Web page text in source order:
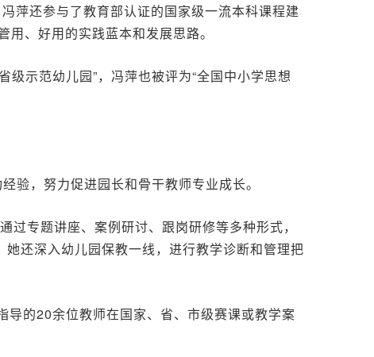
萍还参与了教育部认证的国家级一流本科课程建
、好用的实践蓝本和发展思路。
示范幼儿园”，冯萍也被评为“全国中小学思想
验，努力促进园长和骨干教师专业成长。
专题讲座、案例研讨、跟岗研修等多种形式，
还深入幼儿园保教一线，进行教学诊断和管理把
导的20余位教师在国家、省、市级赛课或教学案